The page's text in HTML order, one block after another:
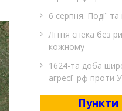
6 серпня. Події
Літня спека без
кожному
1624-та доба
агресії рф проти
Пункти